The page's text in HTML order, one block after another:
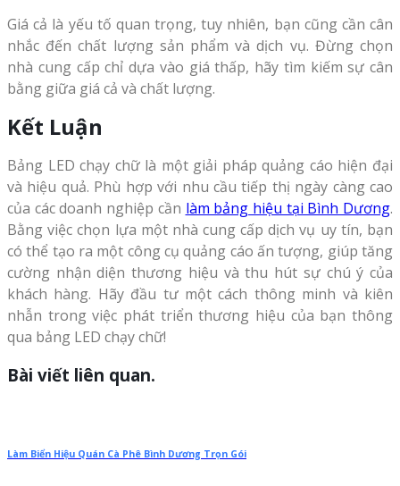
Giá cả là yếu tố quan trọng, tuy nhiên, bạn cũng cần cân
nhắc đến chất lượng sản phẩm và dịch vụ. Đừng chọn
nhà cung cấp chỉ dựa vào giá thấp, hãy tìm kiếm sự cân
bằng giữa giá cả và chất lượng.
Kết Luận
Bảng LED chạy chữ là một giải pháp quảng cáo hiện đại
và hiệu quả. Phù hợp với nhu cầu tiếp thị ngày càng cao
của các doanh nghiệp cần làm bảng hiệu tại Bình Dương.
Bằng việc chọn lựa một nhà cung cấp dịch vụ uy tín, bạn
có thể tạo ra một công cụ quảng cáo ấn tượng, giúp tăng
cường nhận diện thương hiệu và thu hút sự chú ý của
khách hàng. Hãy đầu tư một cách thông minh và kiên
nhẫn trong việc phát triển thương hiệu của bạn thông
qua bảng LED chạy chữ!
Bài viết liên quan.
Làm Biển Hiệu Quán Cà Phê Bình Dương Trọn Gói